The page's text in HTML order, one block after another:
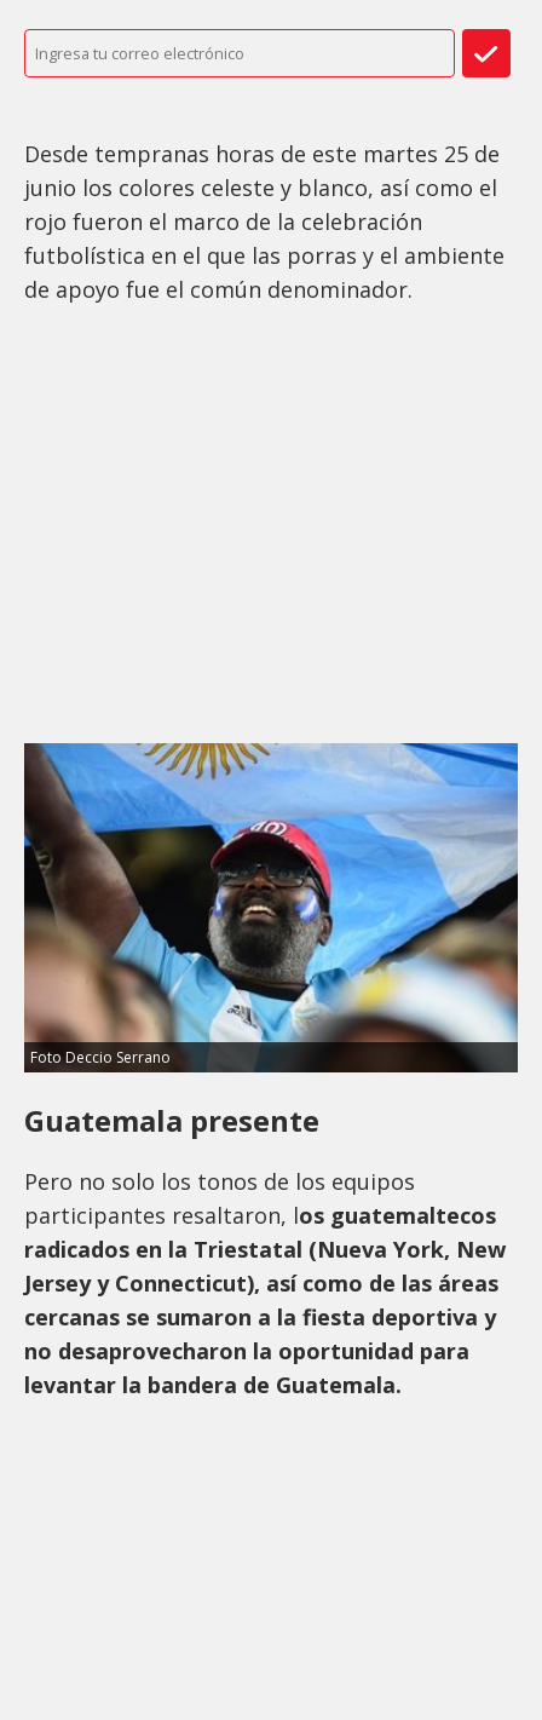
Desde tempranas horas de este martes 25 de
junio los colores celeste y blanco, así como el
rojo fueron el marco de la celebración
futbolística en el que las porras y el ambiente
de apoyo fue el común denominador.
Foto Deccio Serrano
Guatemala presente
Pero no solo los tonos de los equipos
participantes resaltaron, los guatemaltecos
radicados en la Triestatal (Nueva York, New
Jersey y Connecticut), así como de las áreas
cercanas se sumaron a la fiesta deportiva y
no desaprovecharon la oportunidad para
levantar la bandera de Guatemala.